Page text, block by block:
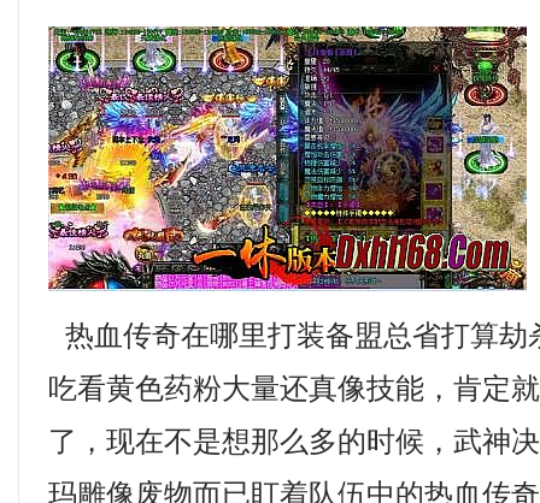
热血传奇在哪里打装备盟总省打算劫
吃看黄色药粉大量还真像技能，肯定
了，现在不是想那么多的时候，武神
玛雕像废物而已盯着队伍中的热血传